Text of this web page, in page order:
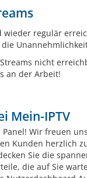
wieder regulär
nicht
an der Arbeit!
Mein-IPTV
Wir freuen
Kunden herzlich
Sie die
die auf Sie